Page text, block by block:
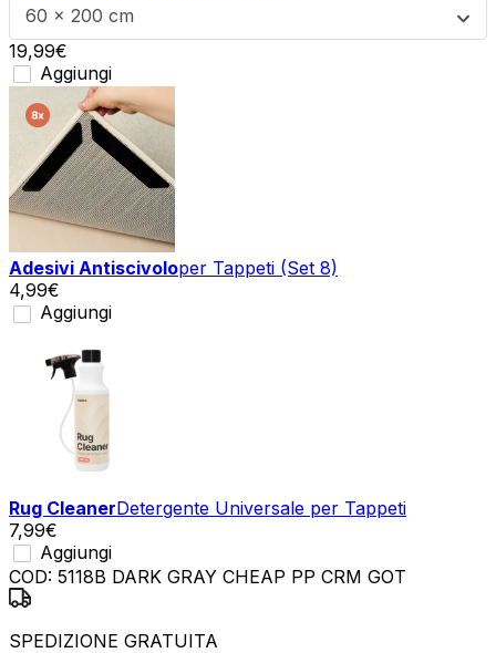
60 x 200 cm
19,99€
Aggiungi
Adesivi Antiscivoloper Tappeti (Set 8)
4,99€
Aggiungi
Rug CleanerDetergente Universale per Tappeti
7,99€
Aggiungi
COD: 5118B DARK GRAY CHEAP PP CRM GOT
SPEDIZIONE GRATUITA